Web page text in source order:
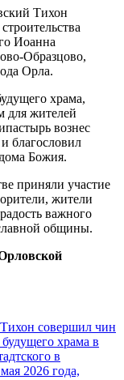
Тихон
Иоанна
Образцово,
Орла.
храма,
для жителей
вознес
благословил
Божия.
приняли участие
жители
важного
общины.